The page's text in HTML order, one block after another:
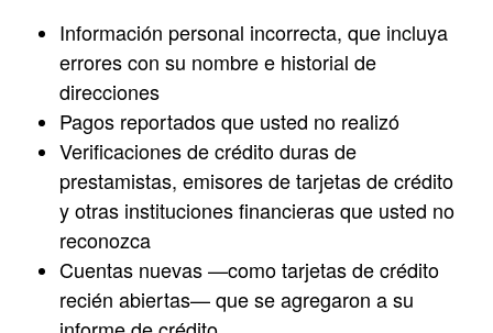
Información personal incorrecta, que incluya
errores con su nombre e historial de
direcciones
Pagos reportados que usted no realizó
Verificaciones de crédito duras de
prestamistas, emisores de tarjetas de crédito
y otras instituciones financieras que usted no
reconozca
Cuentas nuevas —como tarjetas de crédito
recién abiertas— que se agregaron a su